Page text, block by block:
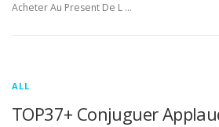
Acheter Au Present De L …
ALL
TOP37+ Conjuguer